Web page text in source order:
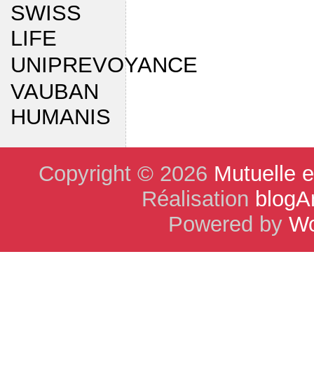
SWISS
LIFE
UNIPREVOYANCE
VAUBAN
HUMANIS
Copyright © 2026 Mutuelle
Réalisation
Powered by